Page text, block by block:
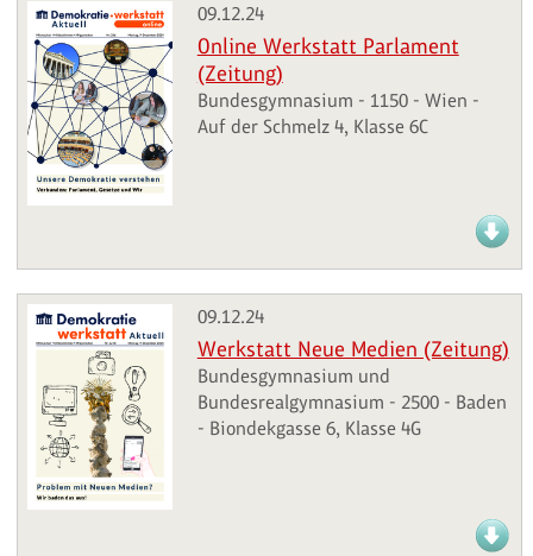
09.12.24
Online Werkstatt Parlament
(Zeitung)
Bundesgymnasium - 1150 - Wien -
Auf der Schmelz 4, Klasse 6C
09.12.24
Werkstatt Neue Medien (Zeitung)
Bundesgymnasium und
Bundesrealgymnasium - 2500 - Baden
- Biondekgasse 6, Klasse 4G